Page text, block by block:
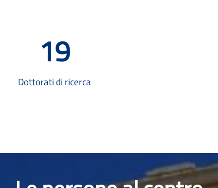
19
Dottorati di ricerca